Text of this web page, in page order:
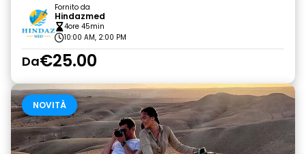
Fornito da
Hindazmed
4ore 45min
10:00 AM, 2:00 PM
Da€25.00
NOVITÀ